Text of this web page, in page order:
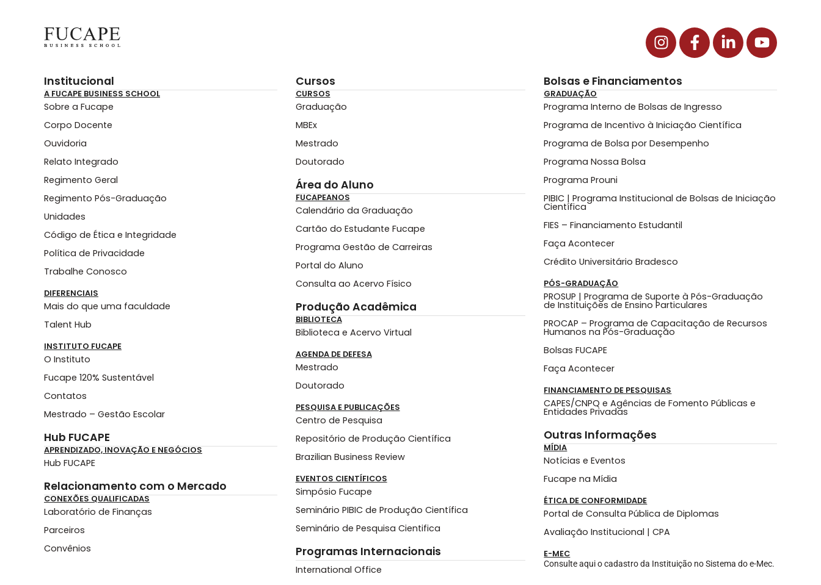
Institucional
A FUCAPE BUSINESS SCHOOL
Sobre a Fucape
Corpo Docente
Ouvidoria
Relato Integrado
Regimento Geral
Regimento Pós-Graduação
Unidades
Código de Ética e Integridade
Política de Privacidade
Trabalhe Conosco
DIFERENCIAIS
Mais do que uma faculdade
Talent Hub
INSTITUTO FUCAPE
O Instituto
Fucape 120% Sustentável
Contatos
Mestrado – Gestão Escolar
Hub FUCAPE
APRENDIZADO, INOVAÇÃO E NEGÓCIOS
Hub FUCAPE
Relacionamento com o Mercado
CONEXÕES QUALIFICADAS
Laboratório de Finanças
Parceiros
Convênios
Cursos
CURSOS
Graduação
MBEx
Mestrado
Doutorado
Área do Aluno
FUCAPEANOS
Calendário da Graduação
Cartão do Estudante Fucape
Programa Gestão de Carreiras
Portal do Aluno
Consulta ao Acervo Físico
Produção Acadêmica
BIBLIOTECA
Biblioteca e Acervo Virtual
AGENDA DE DEFESA
Mestrado
Doutorado
PESQUISA E PUBLICAÇÕES
Centro de Pesquisa
Repositório de Produção Científica
Brazilian Business Review
EVENTOS CIENTÍFICOS
Simpósio Fucape
Seminário PIBIC de Produção Científica
Seminário de Pesquisa Cientifica
Programas Internacionais
International Office
Bolsas e Financiamentos
GRADUAÇÃO
Programa Interno de Bolsas de Ingresso
Programa de Incentivo à Iniciação Científica
Programa de Bolsa por Desempenho
Programa Nossa Bolsa
Programa Prouni
PIBIC | Programa Institucional de Bolsas de Iniciação
Científica
FIES – Financiamento Estudantil
Faça Acontecer
Crédito Universitário Bradesco
PÓS-GRADUAÇÃO
PROSUP | Programa de Suporte à Pós-Graduação
de Instituições de Ensino Particulares
PROCAP – Programa de Capacitação de Recursos
Humanos na Pós-Graduação
Bolsas FUCAPE
Faça Acontecer
FINANCIAMENTO DE PESQUISAS
CAPES/CNPQ e Agências de Fomento Públicas e
Entidades Privadas
Outras Informações
MÍDIA
Notícias e Eventos
Fucape na Mídia
ÉTICA DE CONFORMIDADE
Portal de Consulta Pública de Diplomas
Avaliação Institucional | CPA
E-MEC
Consulte aqui o cadastro da Instituição no Sistema do e-Mec.